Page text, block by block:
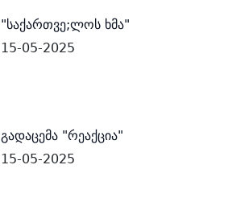
"საქართვე;ლოს ხმა"
15-05-2025
გადაცემა "რეაქცია"
15-05-2025